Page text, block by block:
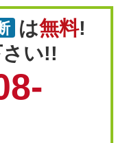
は無料!
い!!